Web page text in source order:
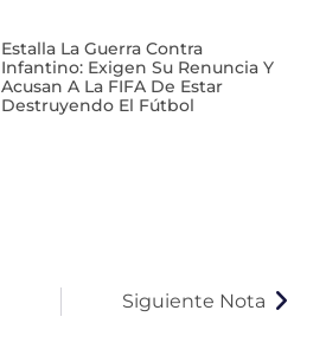
Estalla La Guerra Contra
Infantino: Exigen Su Renuncia Y
Acusan A La FIFA De Estar
Destruyendo El Fútbol
Siguiente Nota